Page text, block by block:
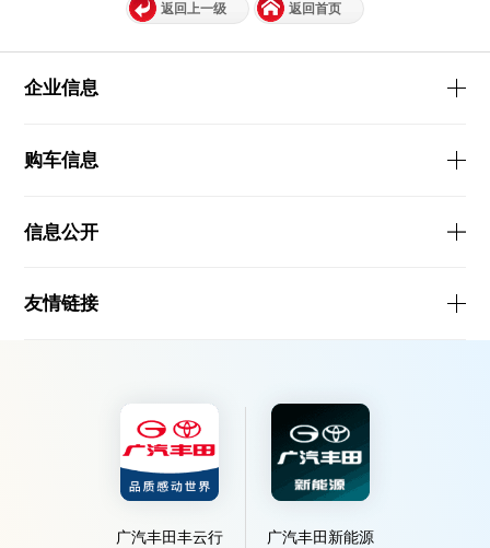
返回上一级 返回首页
企业信息
购车信息
信息公开
友情链接
广汽丰田丰云行 广汽丰田新能源